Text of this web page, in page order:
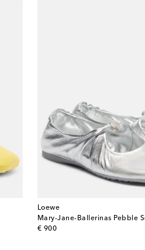
Loewe
€ 900
original price